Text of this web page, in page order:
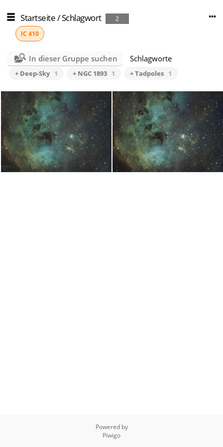
Startseite/Schlagwort
2
IC 410
In dieser Gruppe suchen Schlagworte
+ Deep-Sky 1 + NGC 1893 1 + Tadpoles 1
Powered by
Piwigo